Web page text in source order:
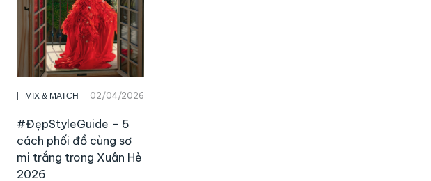
MIX & MATCH 02/04/2026
#ĐẹpStyleGuide – 5
cách phối đồ cùng sơ
mi trắng trong Xuân Hè
2026